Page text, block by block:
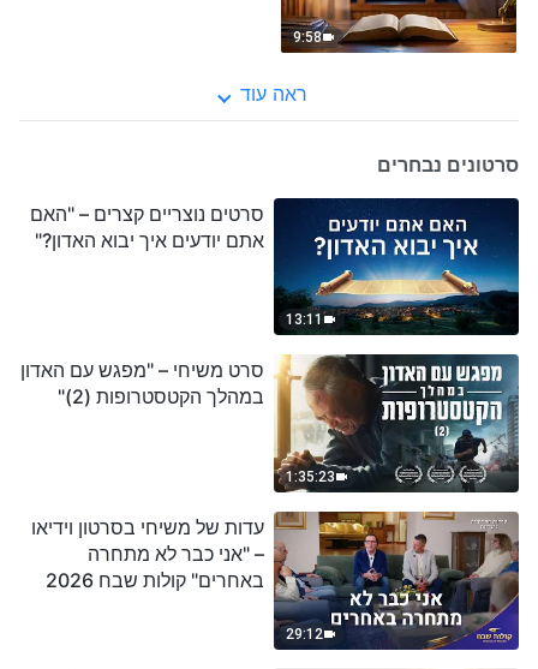
9:58
ראה עוד
סרטונים נבחרים
13:11
סרטים נוצריים קצרים – "האם
אתם יודעים איך יבוא האדון?"
1:35:23
סרט משיחי – "מפגש עם האדון
במהלך הקטסטרופות (2)"
29:12
עדות של משיחי בסרטון וידיאו
– "אני כבר לא מתחרה
באחרים" קולות שבח 2026